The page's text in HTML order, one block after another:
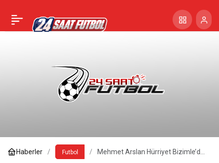
Haberler Futbol
Mehmet Arslan Hürriyet Bizimle’de